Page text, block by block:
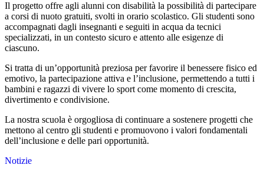
Il progetto offre agli alunni con disabilità la possibilità di partecipare
a corsi di nuoto gratuiti, svolti in orario scolastico. Gli studenti sono
accompagnati dagli insegnanti e seguiti in acqua da tecnici
specializzati, in un contesto sicuro e attento alle esigenze di
ciascuno.
Si tratta di un’opportunità preziosa per favorire il benessere fisico ed
emotivo, la partecipazione attiva e l’inclusione, permettendo a tutti i
bambini e ragazzi di vivere lo sport come momento di crescita,
divertimento e condivisione.
La nostra scuola è orgogliosa di continuare a sostenere progetti che
mettono al centro gli studenti e promuovono i valori fondamentali
dell’inclusione e delle pari opportunità.
Notizie